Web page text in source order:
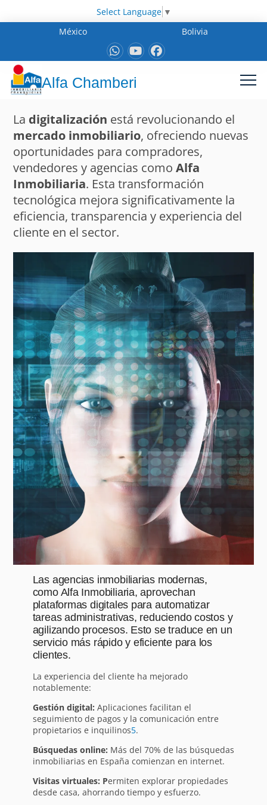
Select Language ▼
México
Bolivia
Alfa Chamberi
La digitalización está revolucionando el
mercado inmobiliario, ofreciendo nuevas
oportunidades para compradores,
vendedores y agencias comoAlfa
Inmobiliaria. Esta transformación
tecnológica mejora significativamente la
eficiencia, transparencia y experiencia del
cliente en el sector.
Las agencias inmobiliarias modernas,
como Alfa Inmobiliaria, aprovechan
plataformas digitales para automatizar
tareas administrativas, reduciendo costos y
agilizando procesos. Esto se traduce en un
servicio más rápido y eficiente para los
clientes.
La experiencia del cliente ha mejorado
notablemente:
Gestión digital: Aplicaciones facilitan el
seguimiento de pagos y la comunicación entre
propietarios e inquilinos5.
Búsquedas online: Más del 70% de las búsquedas
inmobiliarias en España comienzan en internet.
Visitas virtuales: Permiten explorar propiedades
desde casa, ahorrando tiempo y esfuerzo.